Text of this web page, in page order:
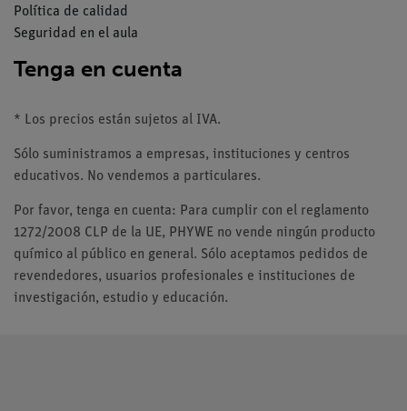
Política de calidad
Seguridad en el aula
Tenga en cuenta
* Los precios están sujetos al IVA.
Sólo suministramos a empresas, instituciones y centros
educativos. No vendemos a particulares.
Por favor, tenga en cuenta: Para cumplir con el reglamento
1272/2008 CLP de la UE, PHYWE no vende ningún producto
químico al público en general. Sólo aceptamos pedidos de
revendedores, usuarios profesionales e instituciones de
investigación, estudio y educación.